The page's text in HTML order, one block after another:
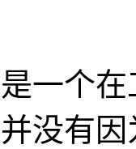
一个
没有